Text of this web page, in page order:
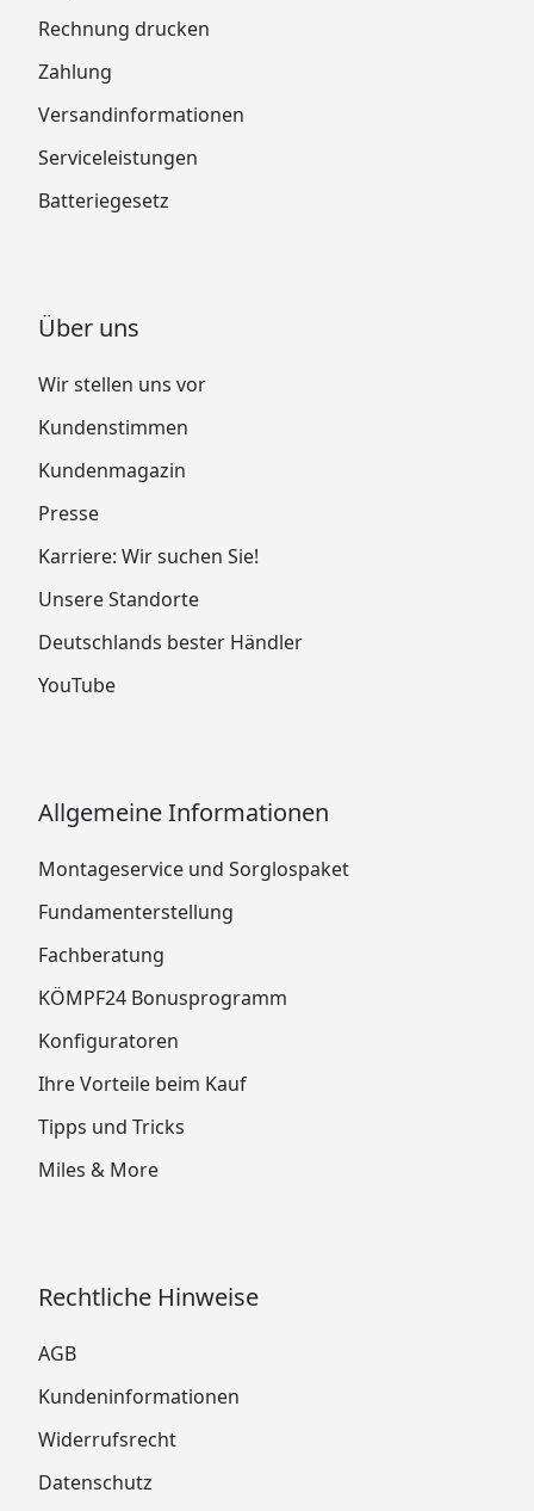
Rechnung drucken
Zahlung
Versandinformationen
Serviceleistungen
Batteriegesetz
Über uns
Wir stellen uns vor
Kundenstimmen
Kundenmagazin
Presse
Karriere: Wir suchen Sie!
Unsere Standorte
Deutschlands bester Händler
YouTube
Allgemeine Informationen
Montageservice und Sorglospaket
Fundamenterstellung
Fachberatung
KÖMPF24 Bonusprogramm
Konfiguratoren
Ihre Vorteile beim Kauf
Tipps und Tricks
Miles & More
Rechtliche Hinweise
AGB
Kundeninformationen
Widerrufsrecht
Datenschutz